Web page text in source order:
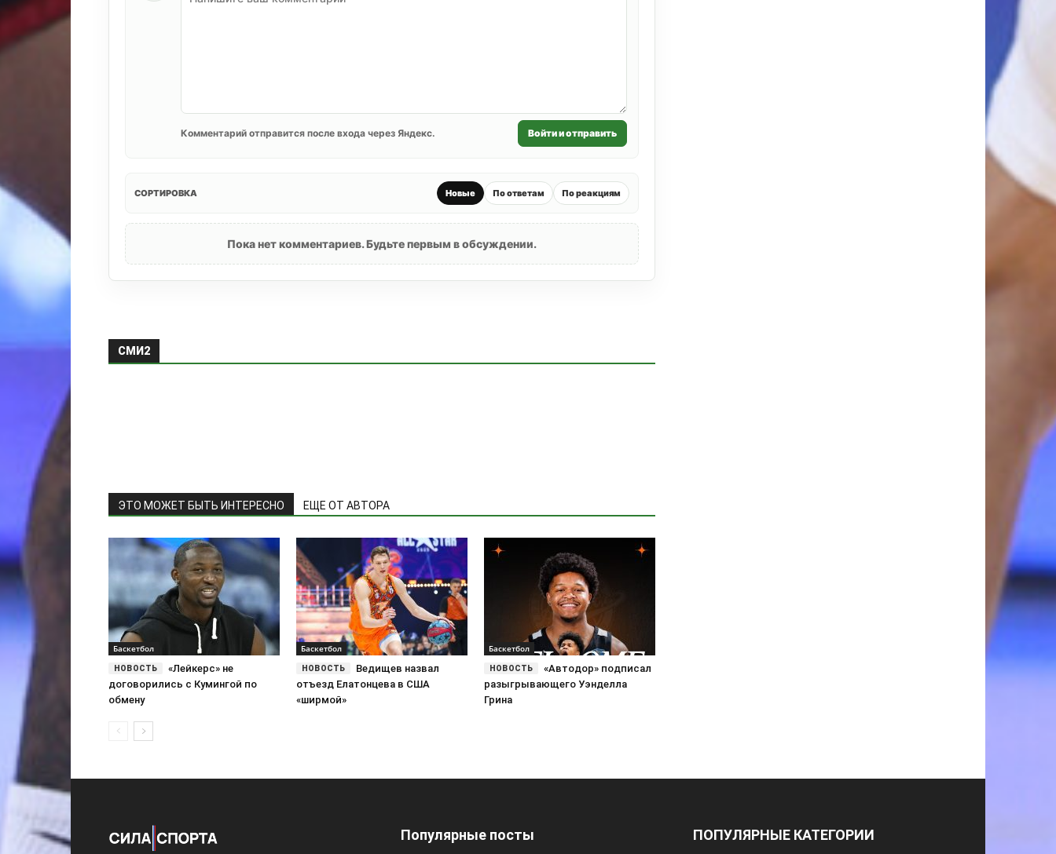
Комментарий отправится после входа через Яндекс. Войти и отправить
СОРТИРОВКА Новые По ответам По реакциям
Пока нет комментариев. Будьте первым в обсуждении.
СМИ2
ЭТО МОЖЕТ БЫТЬ ИНТЕРЕСНО ЕЩЕ ОТ АВТОРА
Баскетбол
«Лейкерс» не
договорились с Кумингой по
обмену
Баскетбол
Ведищев назвал
отъезд Елатонцева в США
«ширмой»
Баскетбол
«Автодор» подписал
разыгрывающего Уэнделла
Грина
Популярные посты ПОПУЛЯРНЫЕ КАТЕГОРИИ